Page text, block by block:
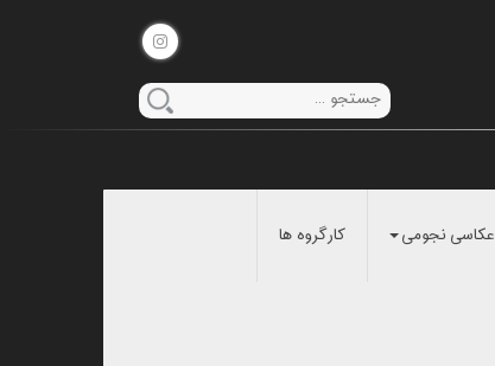
عکاسی نجومی کارگروه ها